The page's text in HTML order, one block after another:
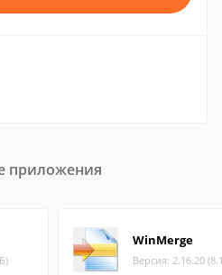
приложения
WinMerge
Версия: 2.16.20